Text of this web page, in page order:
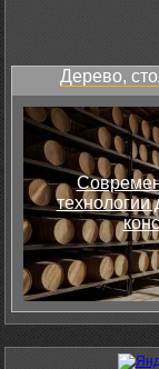
Дерево,